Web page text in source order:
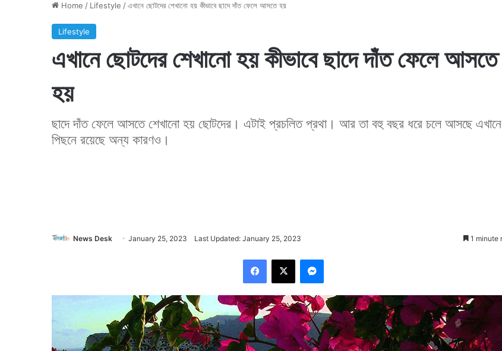
Home / Lifestyle /এখানে ছোটদের শেখানো হয় কীভাবে ছাদে দাঁত ফেলে আসতে হয়
Lifestyle
এখানে ছোটদের শেখানো হয় কীভাবে ছাদে দাঁত ফেলে আসতে
হয়
ছাদে দাঁত ফেলে আসতে শেখানো হয় ছোটদের। এটাই প্রচলিত প্রথা। আর তা বহু বছর ধরে চলে আসছে
পিছনে রয়েছে অন্য কারণও।
News Desk January 25, 2023 Last Updated: January 25, 2023 1 minute